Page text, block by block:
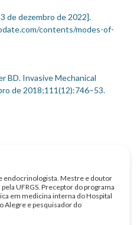
de dezembro de 2022].
contents/modes-of-
BD. Invasive Mechanical
de 2018;111(12):746–53.
endocrinologista. Mestre e doutor
UFRGS. Preceptor do programa
em medicina interna do Hospital
Alegre e pesquisador do